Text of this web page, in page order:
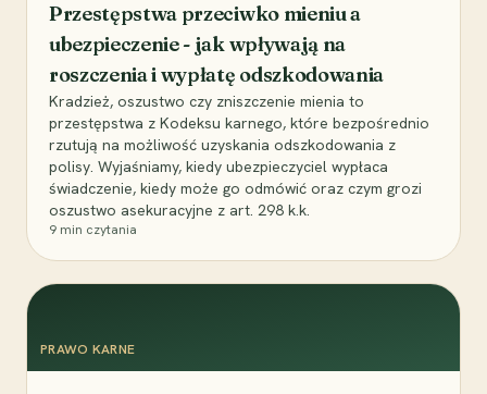
Przestępstwa przeciwko mieniu a
ubezpieczenie - jak wpływają na
roszczenia i wypłatę odszkodowania
Kradzież, oszustwo czy zniszczenie mienia to
przestępstwa z Kodeksu karnego, które bezpośrednio
rzutują na możliwość uzyskania odszkodowania z
polisy. Wyjaśniamy, kiedy ubezpieczyciel wypłaca
świadczenie, kiedy może go odmówić oraz czym grozi
oszustwo asekuracyjne z art. 298 k.k.
9 min czytania
PRAWO KARNE